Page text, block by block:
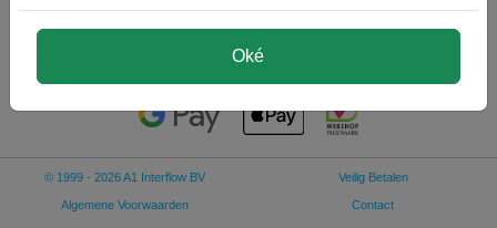
© 1999 - 2026 A1 Interflow BV
Algemene Voorwaarden
Veilig Betalen
Contact
Oké